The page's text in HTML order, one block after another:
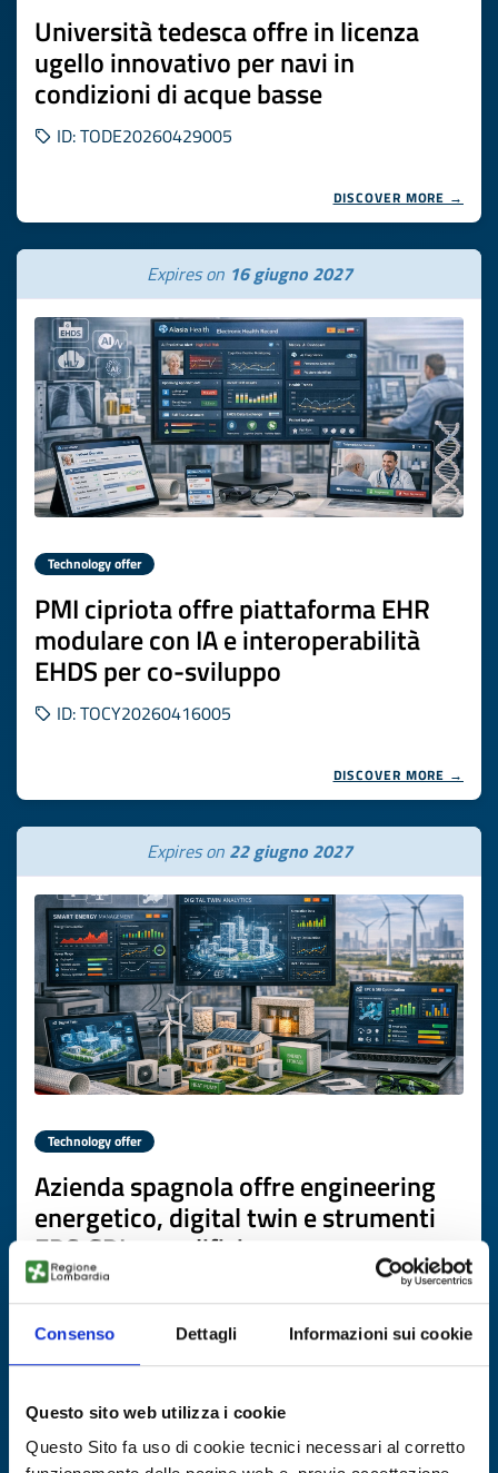
Consenso Dettagli Informazioni sui cookie
Questo sito web utilizza i cookie
Questo Sito fa uso di cookie tecnici necessari al corretto
Università tedesca offre in licenza
ugello innovativo per navi in
condizioni di acque basse
ID: TODE20260429005
DISCOVER MORE →
Expires on 16 giugno 2027
Technology offer
PMI cipriota offre piattaforma EHR
modulare con IA e interoperabilità
EHDS per co-sviluppo
ID: TOCY20260416005
DISCOVER MORE →
Expires on 22 giugno 2027
Technology offer
Azienda spagnola offre engineering
energetico, digital twin e strumenti
EPC-SRI per edifici
ID: TOES20260427010